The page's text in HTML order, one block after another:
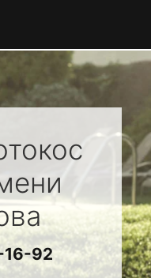
16-92